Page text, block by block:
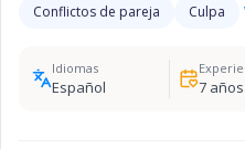
Conflictos de pareja
Culpa
Idiomas
Español 7años